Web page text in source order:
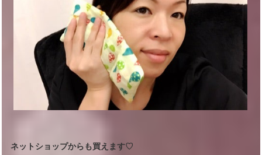
ネットショップからも買えます♡